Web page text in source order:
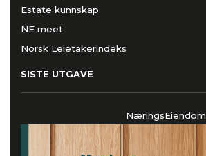
Estate kunnskap
NE meet
Norsk Leietakerindeks
SISTE UTGAVE
NæringsEiendom